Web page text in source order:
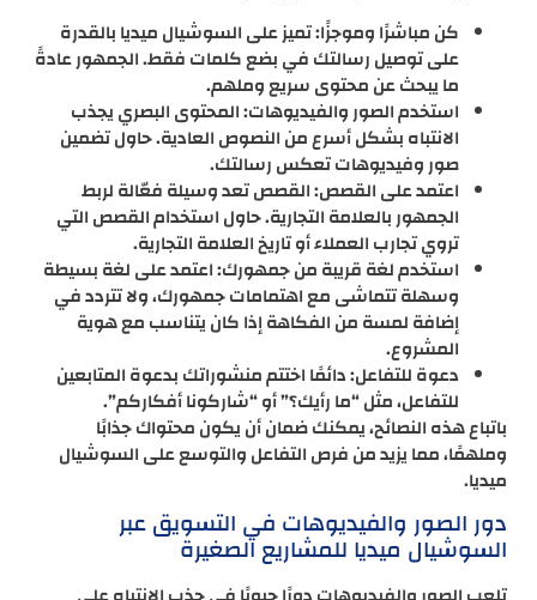
كن مباشرًا وموجزًا: تميز على السوشيال ميديا بالقدرة
على توصيل رسالتك في بضع كلمات فقط. الجمهور عادةً
ما يبحث عن محتوى سريع وملهم.
استخدم الصور والفيديوهات: المحتوى البصري يجذب
الانتباه بشكل أسرع من النصوص العادية. حاول تضمين
صور وفيديوهات تعكس رسالتك.
اعتمد على القصص: القصص تعد وسيلة فعّالة لربط
الجمهور بالعلامة التجارية. حاول استخدام القصص التي
تروي تجارب العملاء أو تاريخ العلامة التجارية.
استخدم لغة قريبة من جمهورك: اعتمد على لغة بسيطة
وسهلة تتماشى مع اهتمامات جمهورك، ولا تتردد في
إضافة لمسة من الفكاهة إذا كان يتناسب مع هوية
المشروع.
دعوة للتفاعل: دائمًا اختتم منشوراتك بدعوة المتابعين
للتفاعل، مثل “ما رأيك؟” أو “شاركونا أفكاركم”.
باتباع هذه النصائح، يمكنك ضمان أن يكون محتواك جذابًا
وملهمًا، مما يزيد من فرص التفاعل والتوسع على السوشيال
ميديا.
دور الصور والفيديوهات في التسويق عبر
السوشيال ميديا للمشاريع الصغيرة